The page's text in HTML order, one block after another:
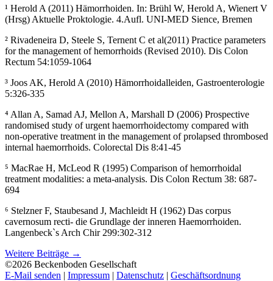
¹ Herold A (2011) Hämorrhoiden. In: Brühl W, Herold A, Wienert V
(Hrsg) Aktuelle Proktologie. 4.Aufl. UNI-MED Sience, Bremen
² Rivadeneira D, Steele S, Ternent C et al(2011) Practice parameters
for the management of hemorrhoids (Revised 2010). Dis Colon
Rectum 54:1059-1064
³ Joos AK, Herold A (2010) Hämorrhoidalleiden, Gastroenterologie
5:326-335
⁴ Allan A, Samad AJ, Mellon A, Marshall D (2006) Prospective
randomised study of urgent haemorrhoidectomy compared with
non-operative treatment in the management of prolapsed thrombosed
internal haemorrhoids. Colorectal Dis 8:41-45
⁵ MacRae H, McLeod R (1995) Comparison of hemorrhoidal
treatment modalities: a meta-analysis. Dis Colon Rectum 38: 687-
694
⁶ Stelzner F, Staubesand J, Machleidt H (1962) Das corpus
cavernosum recti- die Grundlage der inneren Haemorrhoiden.
Langenbeck`s Arch Chir 299:302-312
Weitere Beiträge →
©2026 Beckenboden Gesellschaft
E-Mail senden | Impressum | Datenschutz | Geschäftsordnung